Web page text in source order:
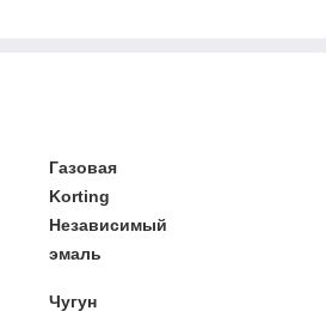
Газовая
Korting
Независимый
эмаль
Чугун